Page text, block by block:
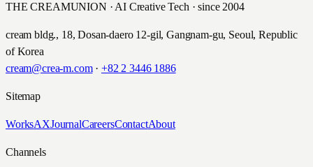
THE CREAMUNION · AI Creative Tech · since 2004
cream bldg., 18, Dosan-daero 12-gil, Gangnam-gu, Seoul, Republic
of Korea
cream@crea-m.com· +82 2 3446 1886
Sitemap
WorksAXJournalCareersContactAbout
Channels